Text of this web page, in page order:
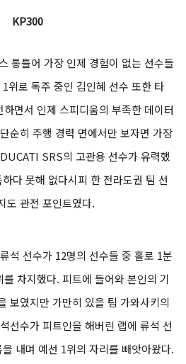
KP300
통틀어 가장 인제 경험이 없는 선수들
위로 독주 중인 김인혜 선수 또한 타
면서 인제 스피디움의 부족한 데이터
순히 주행 경력 면에서만 보자면 가장
SRS의 고관용 선수가 유력했
다 못해 없다시피 한 전라도권 팀 선
도 관전 포인트였다.
석 선수가 12명의 선수들 중 홀로 1분
차지했다. 피트에 들어와 본인의 기
보였지만 가만히 있을 팀 가와사키의
선수가 피트인을 해버린 랩에 류석 선
내며 예선 1위의 자리를 빼앗아왔다.